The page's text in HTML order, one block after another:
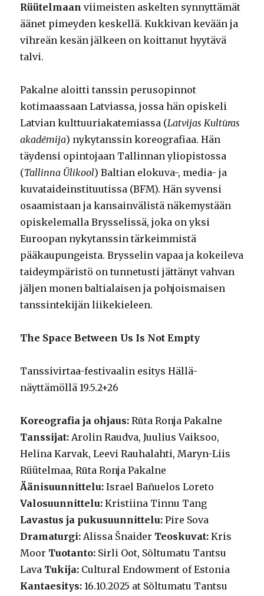
Rüütelmaan viimeisten askelten synnyttämät
äänet pimeyden keskellä. Kukkivan kevään ja
vihreän kesän jälkeen on koittanut hyytävä
talvi.
Pakalne aloitti tanssin perusopinnot
kotimaassaan Latviassa, jossa hän opiskeli
Latvian kulttuuriakatemiassa (Latvijas Kultūras
akadēmija) nykytanssin koreografiaa. Hän
täydensi opintojaan Tallinnan yliopistossa
(Tallinna Ülikool) Baltian elokuva-, media- ja
kuvataideinstituutissa (BFM). Hän syvensi
osaamistaan ja kansainvälistä näkemystään
opiskelemalla Brysselissä, joka on yksi
Euroopan nykytanssin tärkeimmistä
pääkaupungeista. Brysselin vapaa ja kokeileva
taideympäristö on tunnetusti jättänyt vahvan
jäljen monen baltialaisen ja pohjoismaisen
tanssintekijän liikekieleen.
The Space Between Us Is Not Empty
Tanssivirtaa-festivaalin esitys Hällä-
näyttämöllä 19.5.2+26
Koreografia ja ohjaus: Rūta Ronja Pakalne
Tanssijat: Arolin Raudva, Juulius Vaiksoo,
Helina Karvak, Leevi Rauhalahti, Maryn-Liis
Rüütelmaa, Rūta Ronja Pakalne
Äänisuunnittelu: Israel Bañuelos Loreto
Valosuunnittelu: Kristiina Tinnu Tang
Lavastus ja pukusuunnittelu: Pire Sova
Dramaturgi: Alissa Šnaider Teoskuvat: Kris
Moor Tuotanto: Sirli Oot, Sõltumatu Tantsu
Lava Tukija: Cultural Endowment of Estonia
Kantaesitys: 16.10.2025 at Sõltumatu Tantsu